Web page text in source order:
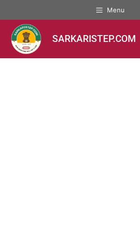
Menu
SARKARISTEP.COM